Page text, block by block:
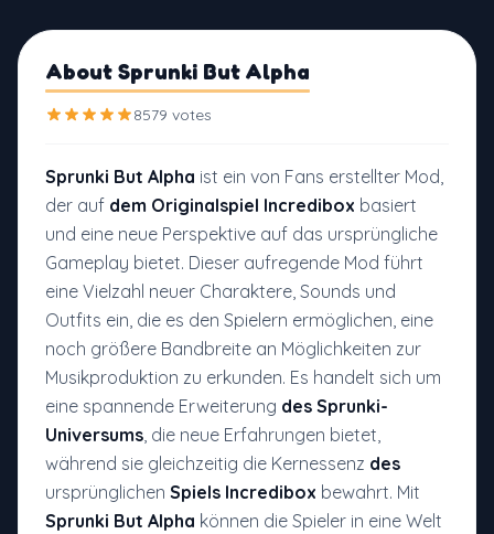
About Sprunki But Alpha
8579 votes
Sprunki But Alpha ist ein von Fans erstellter Mod,
der auf dem Originalspiel Incredibox basiert
und eine neue Perspektive auf das ursprüngliche
Gameplay bietet. Dieser aufregende Mod führt
eine Vielzahl neuer Charaktere, Sounds und
Outfits ein, die es den Spielern ermöglichen, eine
noch größere Bandbreite an Möglichkeiten zur
Musikproduktion zu erkunden. Es handelt sich um
eine spannende Erweiterung des Sprunki-
Universums, die neue Erfahrungen bietet,
während sie gleichzeitig die Kernessenz des
ursprünglichen Spiels Incredibox bewahrt. Mit
Sprunki But Alpha können die Spieler in eine Welt